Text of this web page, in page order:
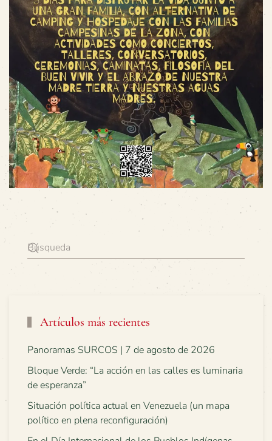
Artículos más recientes
Panoramas SURCOS | 7 de agosto de 2026
Bloque Verde: “La acción en las calles es luminaria
de esperanza”
Situación política actual en Venezuela (un mapa
político en plena reconfiguración)